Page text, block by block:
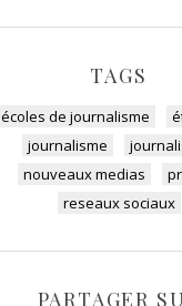
TAGS
écoles de journalisme
journalisme
nouveaux medias
reseaux sociaux
PARTAGER